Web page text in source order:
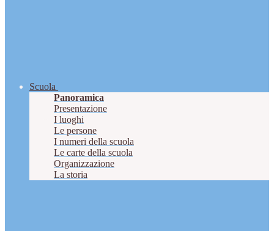
Scuola
Panoramica
Presentazione
I luoghi
Le persone
I numeri della scuola
Le carte della scuola
Organizzazione
La storia